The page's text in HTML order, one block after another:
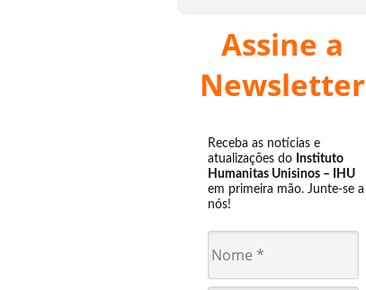
Assine a
Newsletter
Receba as notícias e
atualizações do Instituto
Humanitas Unisinos – IHU
em primeira mão. Junte-se a
nós!